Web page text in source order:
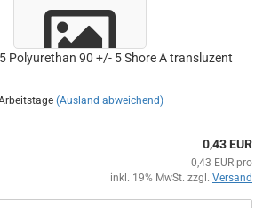
Polyurethan 90 +/- 5 Shore A transluzent
(Ausland abweichend)
0,43 EUR
0,43 EUR pro
inkl. 19% MwSt. zzgl. Versand